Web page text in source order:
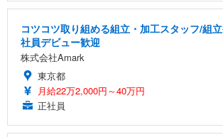
コツコツ取り組める組立・加工スタッフ/組
社員デビュー歓迎
株式会社Amark
東京都
月給22万2,000円～40万円
正社員